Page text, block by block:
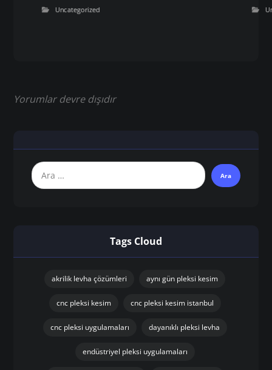
Uncategorized
Yorumlar devre dışıdır
Tags Cloud
akrilik levha çözümleri aynı gün pleksi kesim
cnc pleksi kesim cnc pleksi kesim istanbul
cnc pleksi uygulamaları dayanıklı pleksi levha
endüstriyel pleksi uygulamaları